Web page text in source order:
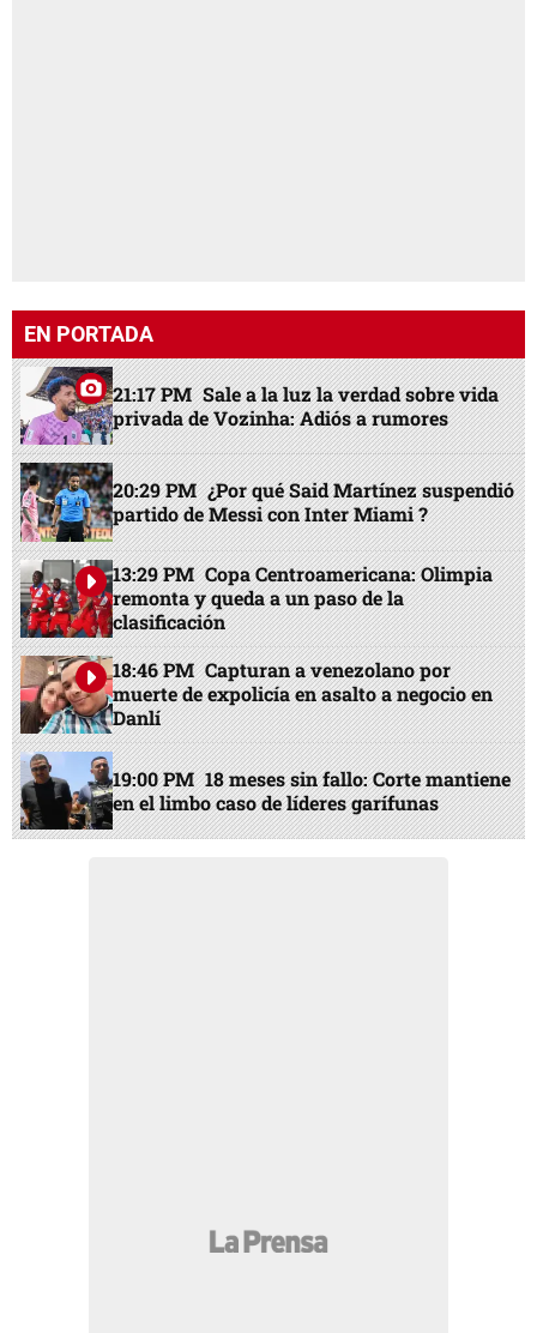
EN PORTADA
21:17 PM Sale a la luz la verdad sobre vida
privada de Vozinha: Adiós a rumores
20:29 PM ¿Por qué Said Martínez suspendió
partido de Messi con Inter Miami ?
13:29 PM Copa Centroamericana: Olimpia
remonta y queda a un paso de la
clasificación
18:46 PM Capturan a venezolano por
muerte de expolicía en asalto a negocio en
Danlí
19:00 PM 18 meses sin fallo: Corte mantiene
en el limbo caso de líderes garífunas